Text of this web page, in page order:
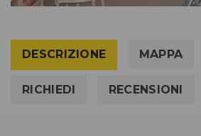
DESCRIZIONE MAPPA
RICHIEDI RECENSIONI